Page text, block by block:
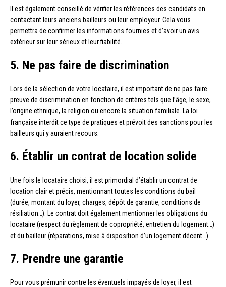
Il est également conseillé de vérifier les références des candidats en
contactant leurs anciens bailleurs ou leur employeur. Cela vous
permettra de confirmer les informations fournies et d’avoir un avis
extérieur sur leur sérieux et leur fiabilité.
5. Ne pas faire de discrimination
Lors de la sélection de votre locataire, il est important de ne pas faire
preuve de discrimination en fonction de critères tels que l’âge, le sexe,
l’origine ethnique, la religion ou encore la situation familiale. La loi
française interdit ce type de pratiques et prévoit des sanctions pour les
bailleurs qui y auraient recours.
6. Établir un contrat de location solide
Une fois le locataire choisi, il est primordial d’établir un contrat de
location clair et précis, mentionnant toutes les conditions du bail
(durée, montant du loyer, charges, dépôt de garantie, conditions de
résiliation…). Le contrat doit également mentionner les obligations du
locataire (respect du règlement de copropriété, entretien du logement…)
et du bailleur (réparations, mise à disposition d’un logement décent…).
7. Prendre une garantie
Pour vous prémunir contre les éventuels impayés de loyer, il est